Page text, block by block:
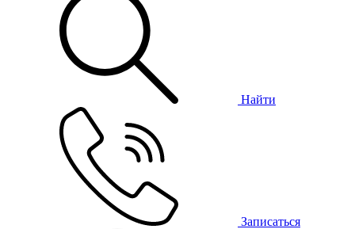
Найти
Записаться